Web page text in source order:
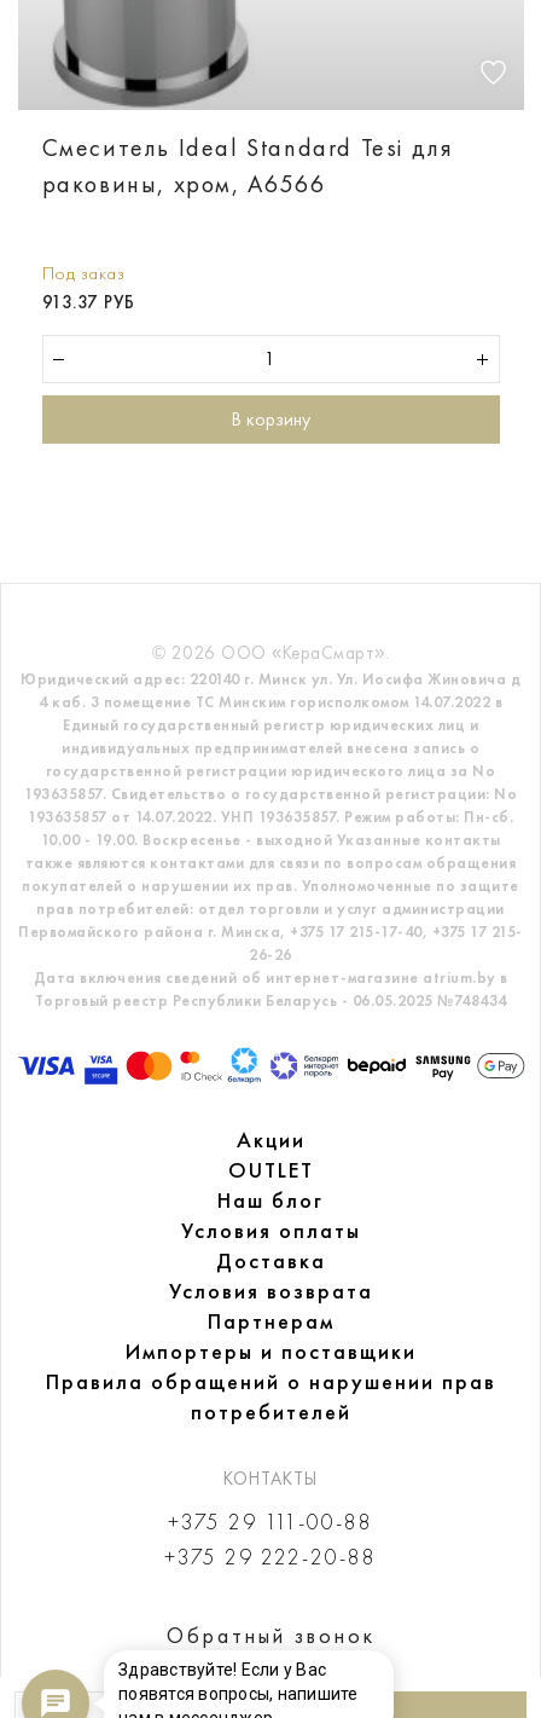
Смеситель Ideal Standard Tesi для
раковины, хром, A6566
Под заказ
913.37 РУБ
В корзину
© 2026 ООО «КераСмарт».
Юридический адрес: 220140 г. Минск ул. Ул. Иосифа Жиновича д
4 каб. 3 помещение ТС Минским горисполкомом 14.07.2022 в
Единый государственный регистр юридических лиц и
индивидуальных предпринимателей внесена запись о
государственной регистрации юридического лица за No
193635857. Свидетельство о государственной регистрации: No
193635857 от 14.07.2022. УНП 193635857. Режим работы: Пн-сб.
10.00 - 19.00. Воскресенье - выходной Указанные контакты
также являются контактами для связи по вопросам обращения
покупателей о нарушении их прав. Уполномоченные по защите
прав потребителей: отдел торговли и услуг администрации
Первомайского района г. Минска, +375 17 215-17-40, +375 17 215-
26-26
Дата включения сведений об интернет-магазине atrium.by в
Торговый реестр Республики Беларусь - 06.05.2025 №748434
Акции
OUTLET
Наш блог
Условия оплаты
Доставка
Условия возврата
Партнерам
Импортеры и поставщики
Правила обращений о нарушении прав
потребителей
КОНТАКТЫ
+375 29 111-00-88
+375 29 222-20-88
Обратный звонок
Здравствуйте! Если у Вас
появятся вопросы, напишите